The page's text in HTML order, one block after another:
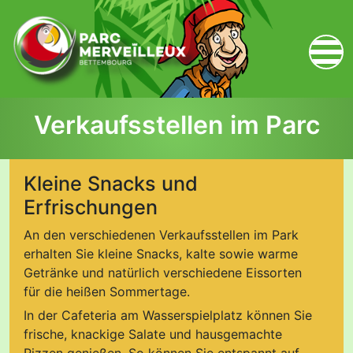
Verkaufsstellen im Parc
Kleine Snacks und
Erfrischungen
An den verschiedenen Verkaufsstellen im Park
erhalten Sie kleine Snacks, kalte sowie warme
Getränke und natürlich verschiedene Eissorten
für die heißen Sommertage.
In der Cafeteria am Wasserspielplatz können Sie
frische, knackige Salate und hausgemachte